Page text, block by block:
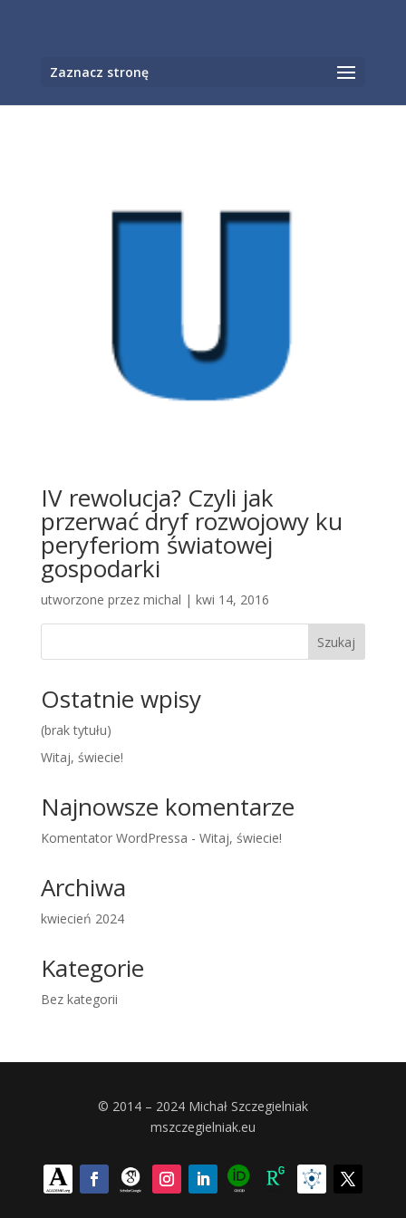
Zaznacz stronę
IV rewolucja? Czyli jak
przerwać dryf rozwojowy ku
peryferiom światowej
gospodarki
utworzone przez michal | kwi 14, 2016
Szukaj
Ostatnie wpisy
(brak tytułu)
Witaj, świecie!
Najnowsze komentarze
Komentator WordPressa - Witaj, świecie!
Archiwa
kwiecień 2024
Kategorie
Bez kategorii
© 2014 – 2024 Michał Szczegielniak
mszczegielniak.eu